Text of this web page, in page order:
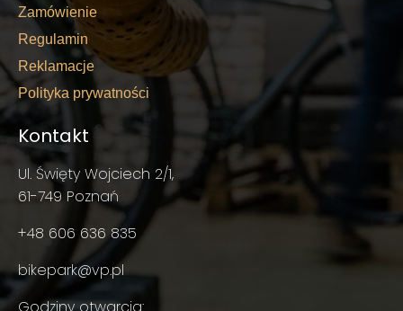
Zamówienie
Regulamin
Reklamacje
Polityka prywatności
Kontakt
Ul. Święty Wojciech 2/1,
61-749 Poznań
+48 606 636 835
bikepark@vp.pl